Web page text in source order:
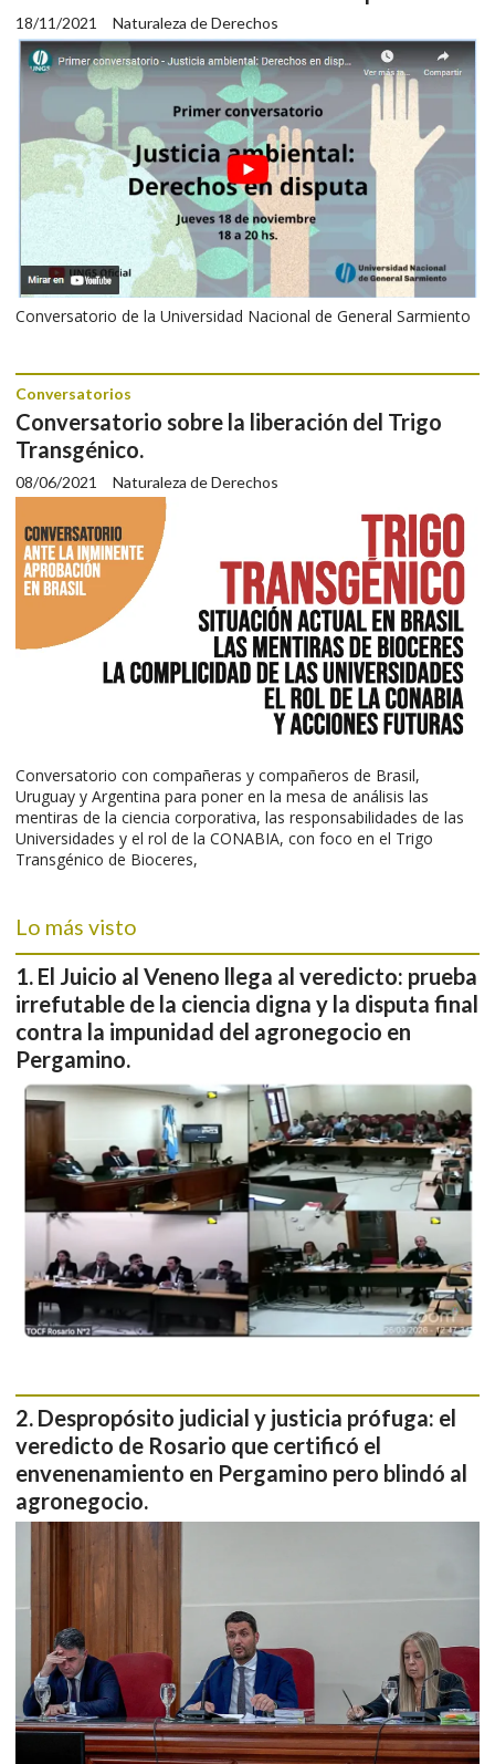
Naturaleza de Derechos
18/11/2021
Conversatorio de la Universidad Nacional de General Sarmiento
Conversatorio sobre la liberación del Trigo
Transgénico.
Naturaleza de Derechos
Conversatorios
08/06/2021
Conversatorio con compañeras y compañeros de Brasil,
Uruguay y Argentina para poner en la mesa de análisis las
mentiras de la ciencia corporativa, las responsabilidades de las
Universidades y el rol de la CONABIA, con foco en el Trigo
Transgénico de Bioceres,
Lo más visto
El Juicio al Veneno llega al veredicto: prueba
irrefutable de la ciencia digna y la disputa final
contra la impunidad del agronegocio en
Pergamino.
Despropósito judicial y justicia prófuga: el
veredicto de Rosario que certificó el
envenenamiento en Pergamino pero blindó al
agronegocio.